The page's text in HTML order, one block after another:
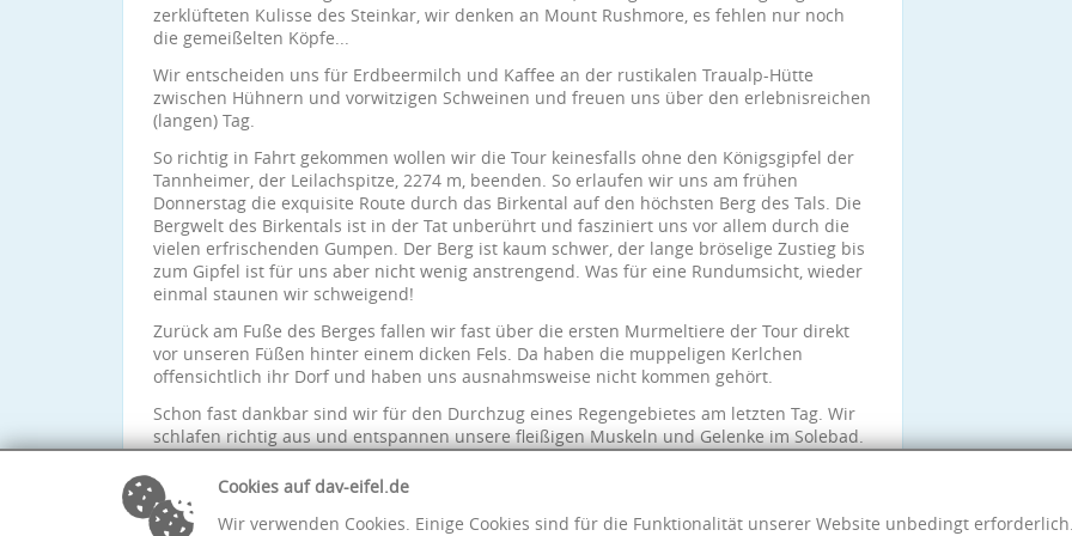
zerklüfteten Kulisse des Steinkar, wir denken an Mount Rushmore, es fehlen nur noch
die gemeißelten Köpfe...
Wir entscheiden uns für Erdbeermilch und Kaffee an der rustikalen Traualp-Hütte
zwischen Hühnern und vorwitzigen Schweinen und freuen uns über den erlebnisreichen
(langen) Tag.
So richtig in Fahrt gekommen wollen wir die Tour keinesfalls ohne den Königsgipfel der
Tannheimer, der Leilachspitze, 2274 m, beenden. So erlaufen wir uns am frühen
Donnerstag die exquisite Route durch das Birkental auf den höchsten Berg des Tals. Die
Bergwelt des Birkentals ist in der Tat unberührt und fasziniert uns vor allem durch die
vielen erfrischenden Gumpen. Der Berg ist kaum schwer, der lange bröselige Zustieg bis
zum Gipfel ist für uns aber nicht wenig anstrengend. Was für eine Rundumsicht, wieder
einmal staunen wir schweigend!
Zurück am Fuße des Berges fallen wir fast über die ersten Murmeltiere der Tour direkt
vor unseren Füßen hinter einem dicken Fels. Da haben die muppeligen Kerlchen
offensichtlich ihr Dorf und haben uns ausnahmsweise nicht kommen gehört.
Schon fast dankbar sind wir für den Durchzug eines Regengebietes am letzten Tag. Wir
schlafen richtig aus und entspannen unsere fleißigen Muskeln und Gelenke im Solebad.
Was für eine tolle Woche, was für ein gewachsenes Kind. Ich hoffe insgeheim noch
einmal auf die Frage: "Mama, wann gehen wir noch mal in die Berge...?"
Cookies auf dav-eifel.de
Wir verwenden Cookies. Einige Cookies sind für die Funktionalität unserer Website unbedingt